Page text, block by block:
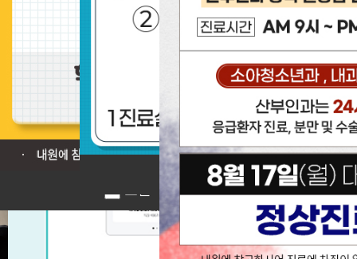
❮
오늘 하루 이 창 열지 않음[닫기]
오늘 하루 이 창 열지 않